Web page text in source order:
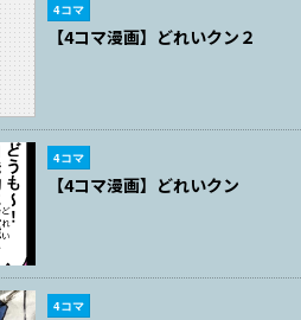
4コマ
【4コマ漫画】どれいクン２
4コマ
【4コマ漫画】どれいクン
4コマ